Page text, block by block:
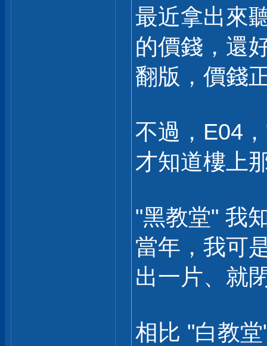
最近拿出來
的價錢，還
翻版，價錢
不過，E04
才知道樓上
"黑教堂" 我
當年，我可
出一片、就
相比 "白教